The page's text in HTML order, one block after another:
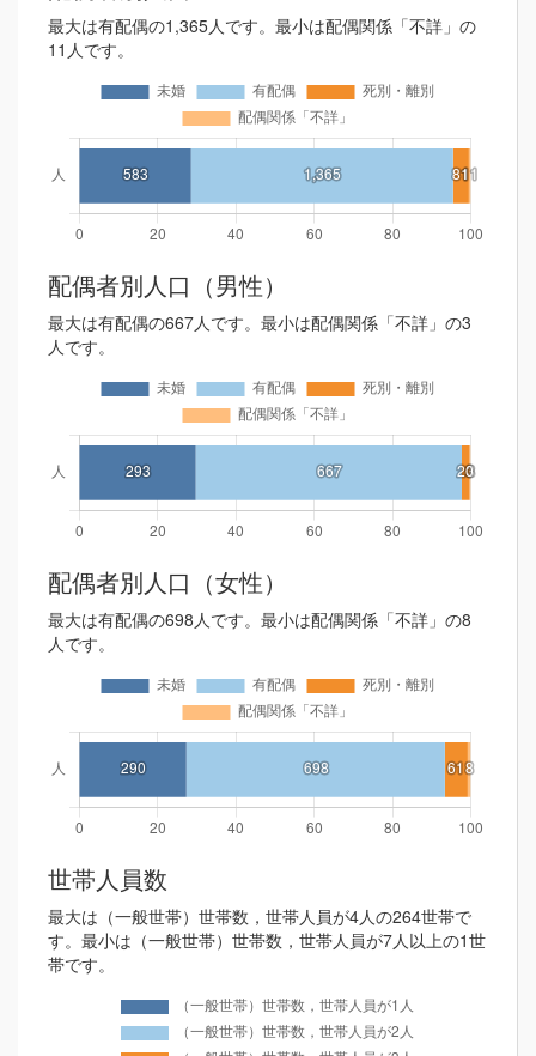
最大は有配偶の1,365人です。最小は配偶関係「不詳」の
11人です。
配偶者別人口（男性）
最大は有配偶の667人です。最小は配偶関係「不詳」の3
人です。
配偶者別人口（女性）
最大は有配偶の698人です。最小は配偶関係「不詳」の8
人です。
世帯人員数
最大は（一般世帯）世帯数，世帯人員が4人の264世帯で
す。最小は（一般世帯）世帯数，世帯人員が7人以上の1世
帯です。